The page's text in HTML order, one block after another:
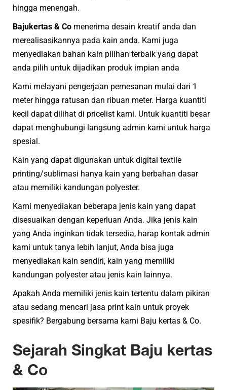
hingga menengah.
Bajukertas & Co menerima desain kreatif anda dan
merealisasikannya pada kain anda. Kami juga
menyediakan bahan kain pilihan terbaik yang dapat
anda pilih untuk dijadikan produk impian anda
Kami melayani pengerjaan pemesanan mulai dari 1
meter hingga ratusan dan ribuan meter. Harga kuantiti
kecil dapat dilihat di pricelist kami. Untuk kuantiti besar
dapat menghubungi langsung admin kami untuk harga
spesial.
Kain yang dapat digunakan untuk digital textile
printing/sublimasi hanya kain yang berbahan dasar
atau memiliki kandungan polyester.
Kami menyediakan beberapa jenis kain yang dapat
disesuaikan dengan keperluan Anda. Jika jenis kain
yang Anda inginkan tidak tersedia, harap kontak admin
kami untuk tanya lebih lanjut, Anda bisa juga
menyediakan kain sendiri, kain yang memiliki
kandungan polyester atau jenis kain lainnya.​
Apakah Anda memiliki jenis kain tertentu dalam pikiran
atau sedang mencari jasa print kain untuk proyek
spesifik? Bergabung bersama kami Baju kertas & Co.
Sejarah Singkat Baju kertas
& Co